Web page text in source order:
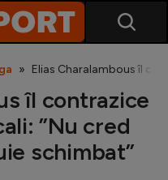
Elias Charalambous îl
îl contrazice
”Nu cred
schimbat”